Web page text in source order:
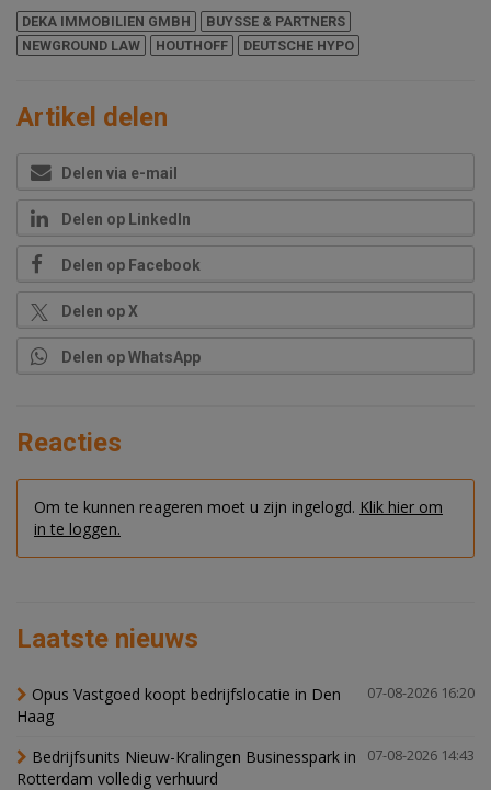
DEKA IMMOBILIEN GMBH
BUYSSE & PARTNERS
NEWGROUND LAW
HOUTHOFF DEUTSCHE HYPO
Artikel delen
Delen via e-mail
Delen op LinkedIn
Delen op Facebook
Delen op X
Delen op WhatsApp
Reacties
Om te kunnen reageren moet u zijn ingelogd. Klik hier om
in te loggen.
Laatste nieuws
07-08-2026 16:20
Opus Vastgoed koopt bedrijfslocatie in Den
Haag
07-08-2026 14:43
Bedrijfsunits Nieuw-Kralingen Businesspark in
Rotterdam volledig verhuurd